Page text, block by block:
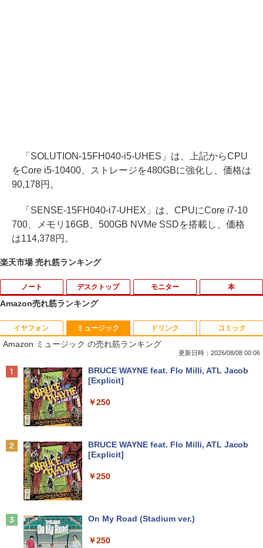
「SOLUTION-15FH040-i5-UHES」は、上記からCPU
をCore i5-10400、ストレージを480GBに強化し、価格は
90,178円。
「SENSE-15FH040-i7-UHEX」は、CPUにCore i7-10
700、メモリ16GB、500GB NVMe SSDを搭載し、価格
は114,378円。
楽天市場 売れ筋ランキング
ノート デスクトップ モニター
1
PHILIPS 241V8 LED液晶モニター 23.8
インチワイド ブラック 1920×1080 （フ
ルHD）16:9 IPSパネル 非光沢 ノングレ
拠 PS4 switch 対応 スイッチ 【中古】
2
00-8/11 01:59】Xiaomi Monitor A24i 20
26 ディスプレイ 1080P 23.8インチ 144
万色 300nits ΔE＜1 低ブルーライト 大
￥12,580
本
1
ギルティサークル（21） 【電子書籍】[
山本やみー ]
￥792
【電子書籍】[ 佐賀崎しげる ]
達する 人体ドローイングのコツ390 [ TA
Amazon売れ筋ランキング
イヤフォン
Anker Soundcore P40i オフホワイト
Anker Soundcore P31i ホワイト
Anker Soundcore Liberty 5 ミッドナイトブ
ミュージック
Amazon ミュージック の売れ筋ランキング
更新日時：2026/08/08 00:06
BRUCE WAYNE feat. Flo Milli, ATL Jacob
[Explicit]
￥250
BRUCE WAYNE feat. Flo Milli, ATL Jacob
[Explicit]
￥250
On My Road (Stadium ver.)
￥250
ドリンク コミック